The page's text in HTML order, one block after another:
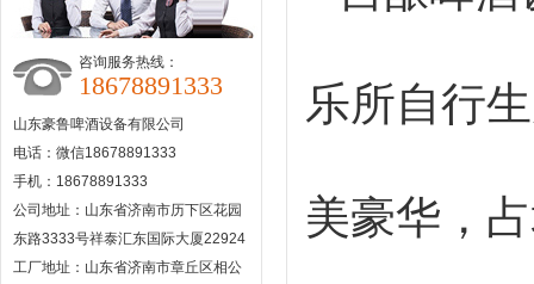
咨询服务热线：
18678891333
山东豪鲁啤酒设备有限公司
电话：微信18678891333
手机：18678891333
公司地址：山东省济南市历下区花园
东路3333号祥泰汇东国际大厦22924
工厂地址：山东省济南市章丘区相公
乐所自行
美豪华，